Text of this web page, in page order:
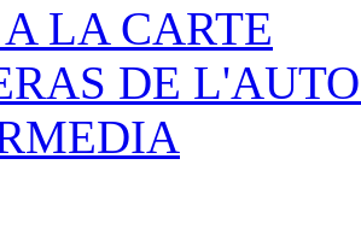
LA CARTE
DE